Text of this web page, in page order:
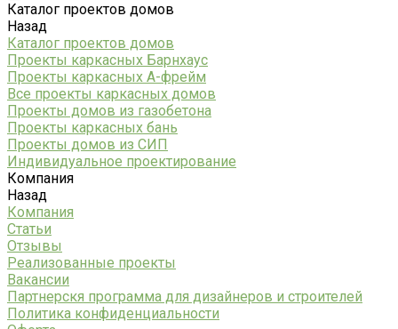
Каталог проектов домов
Назад
Каталог проектов домов
Проекты каркасных Барнхаус
Проекты каркасных А-фрейм
Все проекты каркасных домов
Проекты домов из газобетона
Проекты каркасных бань
Проекты домов из СИП
Индивидуальное проектирование
Компания
Назад
Компания
Статьи
Отзывы
Реализованные проекты
Вакансии
Партнерскя программа для дизайнеров и строителей
Политика конфиденциальности